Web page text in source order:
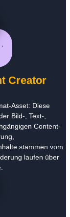
Creator
Asset: Diese
Bild-, Text-,
Content-
stammen vom
laufen über